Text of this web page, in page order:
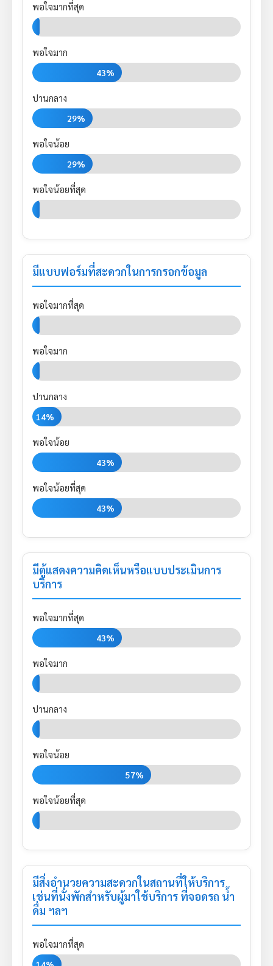
พอใจมากที่สุด
พอใจมาก
43%
ปานกลาง
29%
พอใจน้อย
29%
พอใจน้อยที่สุด
มีแบบฟอร์มที่สะดวกในการกรอกข้อมูล
พอใจมากที่สุด
พอใจมาก
ปานกลาง
14%
พอใจน้อย
43%
พอใจน้อยที่สุด
43%
มีตู้แสดงความคิดเห็นหรือแบบประเมินการ
บริการ
พอใจมากที่สุด
43%
พอใจมาก
ปานกลาง
พอใจน้อย
57%
พอใจน้อยที่สุด
มีสิ่งอำนวยความสะดวกในสถานที่ให้บริการ
เช่นที่นั่งพักสำหรับผู้มาใช้บริการ ที่จอดรถ น้ำ
ดื่ม ฯลฯ
พอใจมากที่สุด